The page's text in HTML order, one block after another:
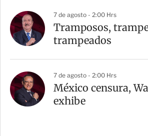
7 de agosto - 2:00 Hrs
Tramposos,
trampeados
7 de agosto - 2:00 Hrs
México censura,
exhibe